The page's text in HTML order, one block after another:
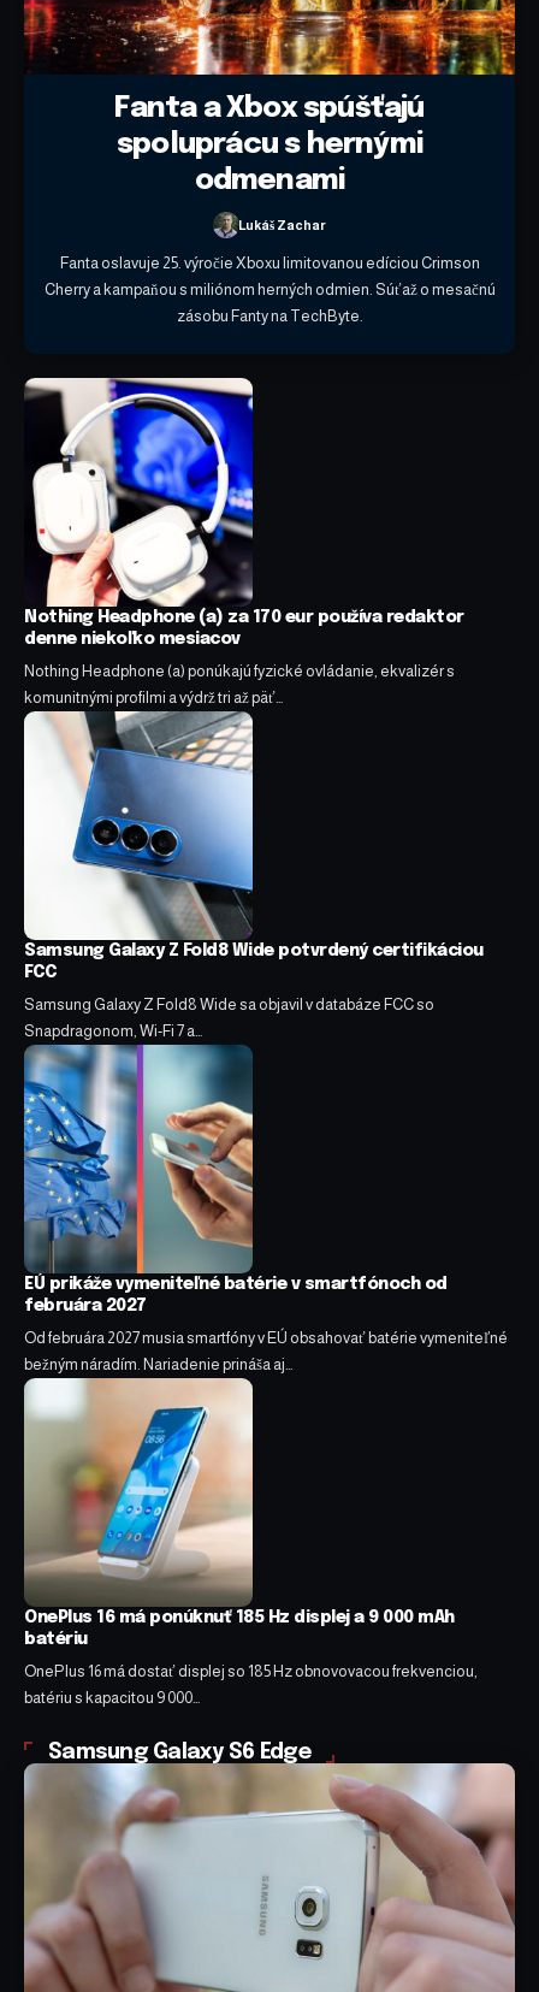
Fanta a Xbox spúšťajú
spoluprácu s hernými
odmenami
Lukáš Zachar
Fanta oslavuje 25. výročie Xboxu limitovanou edíciou Crimson
Cherry a kampaňou s miliónom herných odmien. Súťaž o mesačnú
zásobu Fanty na TechByte.
Nothing Headphone (a) za 170 eur používa redaktor
denne niekoľko mesiacov
Nothing Headphone (a) ponúkajú fyzické ovládanie, ekvalizér s
komunitnými profilmi a výdrž tri až päť…
Samsung Galaxy Z Fold8 Wide potvrdený certifikáciou
FCC
Samsung Galaxy Z Fold8 Wide sa objavil v databáze FCC so
Snapdragonom, Wi-Fi 7 a…
EÚ prikáže vymeniteľné batérie v smartfónoch od
februára 2027
Od februára 2027 musia smartfóny v EÚ obsahovať batérie vymeniteľné
bežným náradím. Nariadenie prináša aj…
OnePlus 16 má ponúknuť 185 Hz displej a 9 000 mAh
batériu
OnePlus 16 má dostať displej so 185 Hz obnovovacou frekvenciou,
batériu s kapacitou 9 000…
Samsung Galaxy S6 Edge